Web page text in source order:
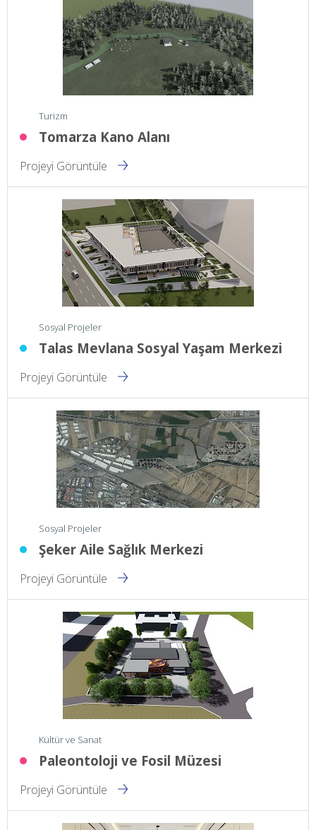
Turizm
Tomarza Kano Alanı
Projeyi Görüntüle
Sosyal Projeler
Talas Mevlana Sosyal Yaşam Merkezi
Projeyi Görüntüle
Sosyal Projeler
Şeker Aile Sağlık Merkezi
Projeyi Görüntüle
Kültür ve Sanat
Paleontoloji ve Fosil Müzesi
Projeyi Görüntüle